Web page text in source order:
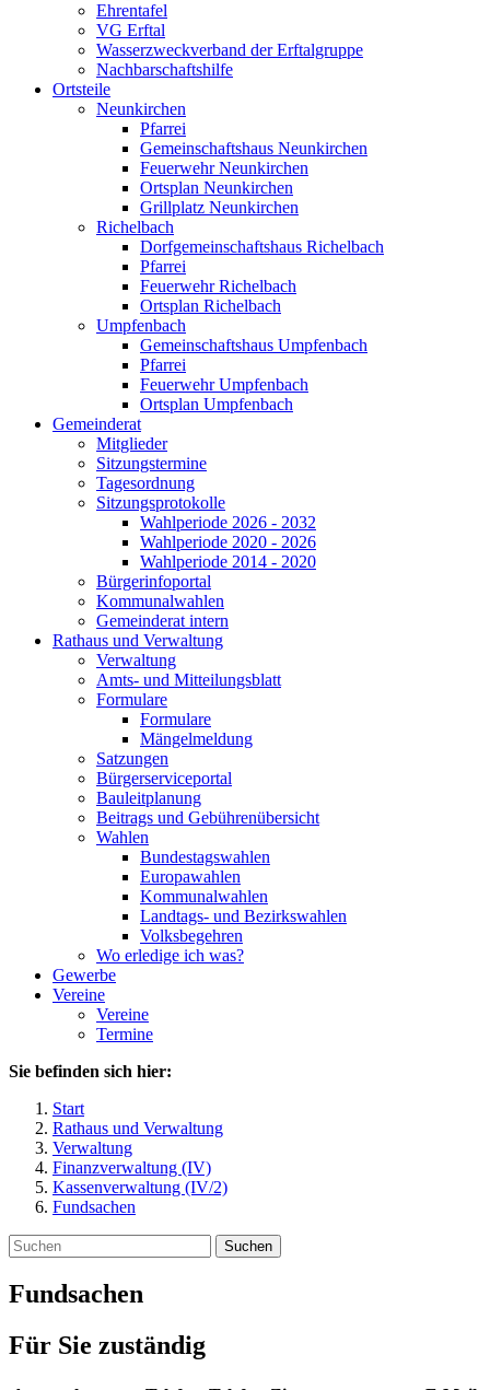
Ehrentafel
VG Erftal
Wasserzweckverband der Erftalgruppe
Nachbarschaftshilfe
Ortsteile
Neunkirchen
Pfarrei
Gemeinschaftshaus Neunkirchen
Feuerwehr Neunkirchen
Ortsplan Neunkirchen
Grillplatz Neunkirchen
Richelbach
Dorfgemeinschaftshaus Richelbach
Pfarrei
Feuerwehr Richelbach
Ortsplan Richelbach
Umpfenbach
Gemeinschaftshaus Umpfenbach
Pfarrei
Feuerwehr Umpfenbach
Ortsplan Umpfenbach
Gemeinderat
Mitglieder
Sitzungstermine
Tagesordnung
Sitzungsprotokolle
Wahlperiode 2026 - 2032
Wahlperiode 2020 - 2026
Wahlperiode 2014 - 2020
Bürgerinfoportal
Kommunalwahlen
Gemeinderat intern
Rathaus und Verwaltung
Verwaltung
Amts- und Mitteilungsblatt
Formulare
Formulare
Mängelmeldung
Satzungen
Bürgerserviceportal
Bauleitplanung
Beitrags und Gebührenübersicht
Wahlen
Bundestagswahlen
Europawahlen
Kommunalwahlen
Landtags- und Bezirkswahlen
Volksbegehren
Wo erledige ich was?
Gewerbe
Vereine
Vereine
Termine
Sie befinden sich hier:
Start
Rathaus und Verwaltung
Verwaltung
Finanzverwaltung (IV)
Kassenverwaltung (IV/2)
Fundsachen
Suchen
Fundsachen
Für Sie zuständig